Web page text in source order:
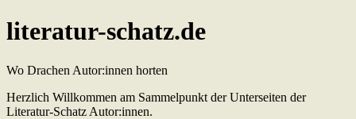
Zum
Inhalt
literatur-schatz.de
Wo Drachen Autor:innen horten
Herzlich Willkommen am Sammelpunkt der Unterseiten der
Literatur-Schatz Autor:innen.